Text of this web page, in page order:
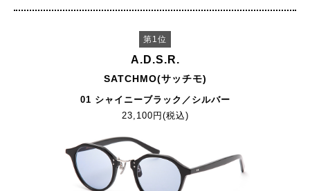
第1位
A.D.S.R.
SATCHMO(サッチモ)
01 シャイニーブラック／シルバー
23,100円(税込)